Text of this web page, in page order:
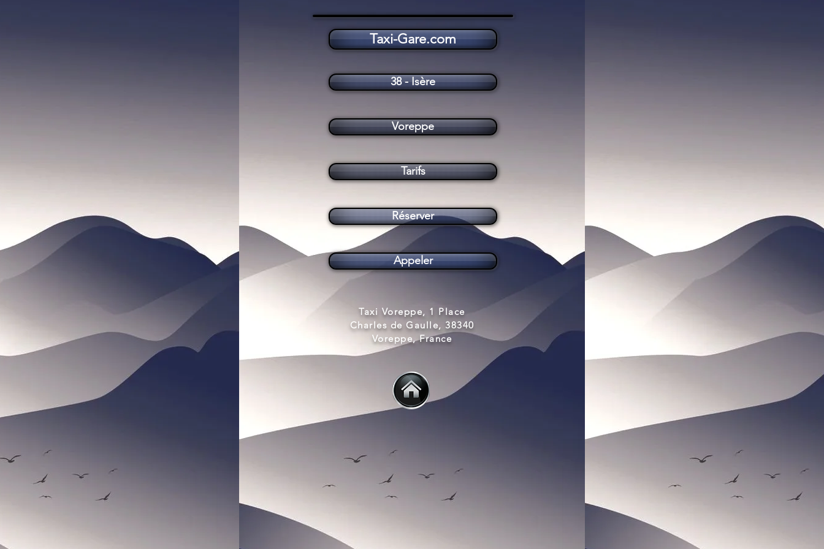
Tarifs
Taxi Voreppe (38340)
Voreppe
Taxi-Gare.com
Réserver
Appeler
38 - Isère
Taxi Voreppe, 1 Place
Charles de Gaulle, 38340
Voreppe, France